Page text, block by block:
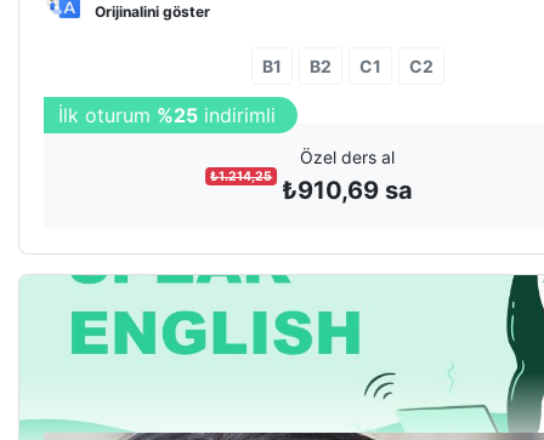
Orijinalini göster
B1 B2 C1 C2
İlk oturum %25 indirimli
Özel ders al
₺1.214,25 ₺910,69 sa